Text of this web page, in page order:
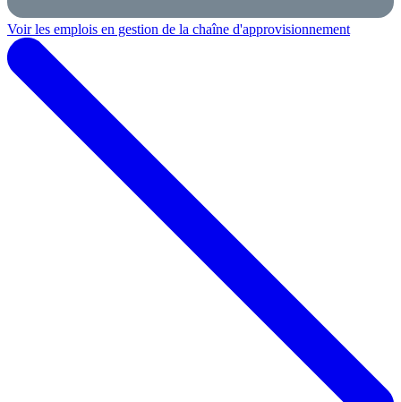
Voir les emplois en gestion de la chaîne d'approvisionnement